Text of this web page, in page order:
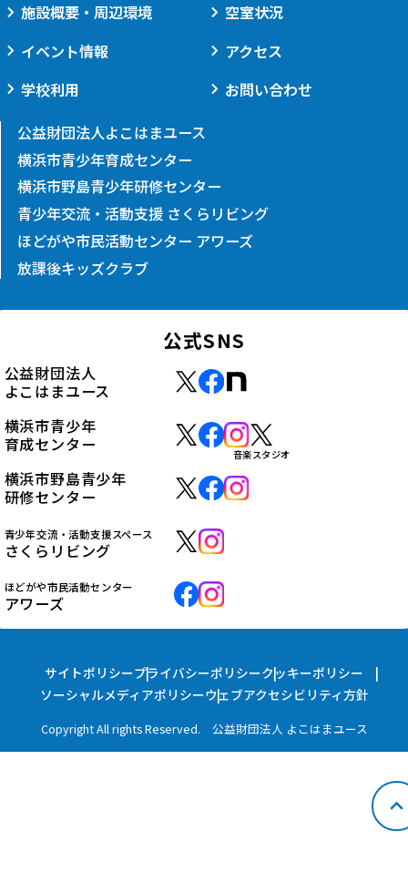
施設概要・周辺環境
イベント情報
学校利用
空室状況
アクセス
お問い合わせ
公益財団法人よこはまユース
横浜市青少年育成センター
横浜市野島青少年研修センター
青少年交流・活動支援 さくらリビング
ほどがや市民活動センター アワーズ
放課後キッズクラブ
公式SNS
公益財団法人
よこはまユース
横浜市青少年
育成センター
音楽スタジオ
横浜市野島青少年
研修センター
青少年交流・活動支援スペース
さくらリビング
ほどがや市民活動センター
アワーズ
サイトポリシープライバシーポリシークッキーポリシー
ソーシャルメディアポリシーウェブアクセシビリティ方針
Copyright All rights Reserved. 公益財団法人 よこはまユース